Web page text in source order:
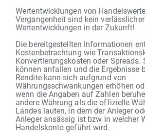
Wertentwicklungen von
Vergangenheit sind kein
Wertentwicklungen in der Zukunft!
Die bereitgestellten Informationen
Kostenbetrachtung wie
Konvertierungskosten oder Spreads.
können anfallen und die Ergebnisse
Rendite kann sich aufgrund von
Währungsschwankungen erhöhen
wenn die Angaben auf Zahlen
andere Währung als die offizielle
Landes lauten, in dem der Anleger
Anleger ansässig ist bzw in welcher
Handelskonto geführt wird.